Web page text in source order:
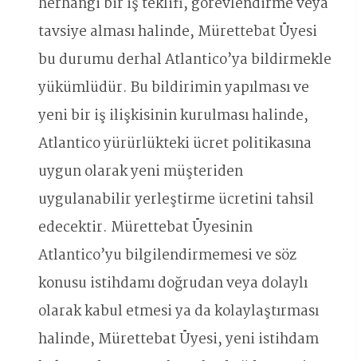
tavsiye alması halinde, Mürettebat Üyesi
bu durumu derhal Atlantico’ya bildirmekle
yükümlüdür. Bu bildirimin yapılması ve
yeni bir iş ilişkisinin kurulması halinde,
Atlantico yürürlükteki ücret politikasına
uygun olarak yeni müşteriden
uygulanabilir yerleştirme ücretini tahsil
edecektir. Mürettebat Üyesinin
Atlantico’yu bilgilendirmemesi ve söz
konusu istihdamı doğrudan veya dolaylı
olarak kabul etmesi ya da kolaylaştırması
halinde, Mürettebat Üyesi, yeni istihdam